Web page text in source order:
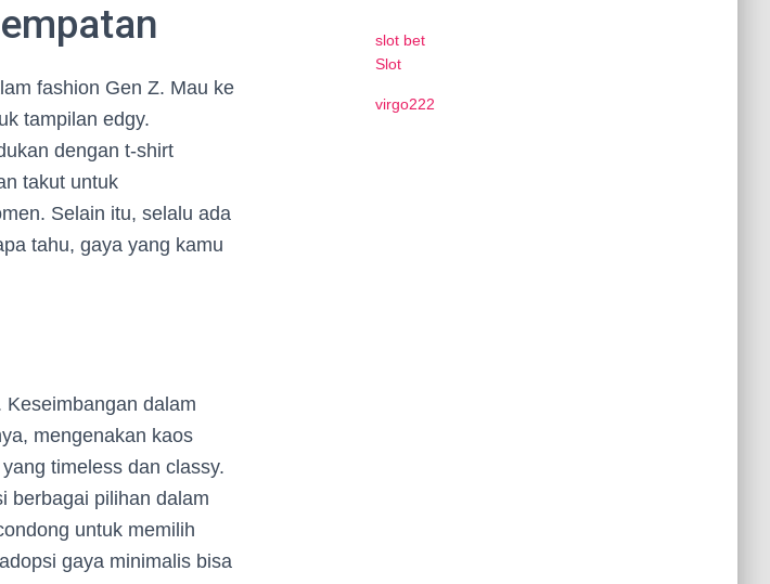
fashion Gen Z. Mau ke
tampilan edgy.
dengan t-shirt
takut untuk
Selain itu, selalu ada
tahu, gaya yang kamu
dalam
mengenakan kaos
timeless dan classy.
berbagai pilihan dalam
untuk memilih
gaya minimalis bisa
slot bet
Slot
virgo222